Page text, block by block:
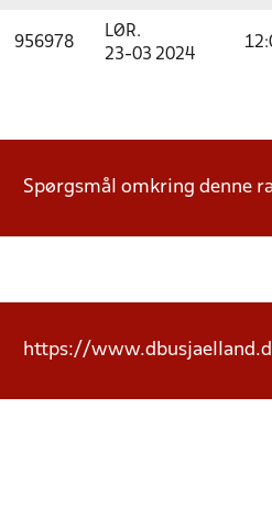
956978
LØR.
23-03 2024
Spørgsmål omkring denne
https://